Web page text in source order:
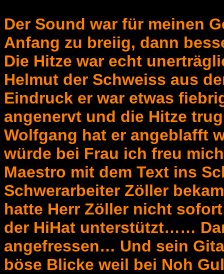
Der Sound war für meinen
Anfang zu breiig, dann
Die Hitze war echt
Helmut der Schweiss aus
Eindruck er war etwas
angenervt und die Hitze
Wolfgang hat er angeblafft
würde bei Frau ich freu
Maestro mit dem Text ins
Schwerarbeiter Zöller
hatte Herr Zöller nicht
der HiHat unterstützt……
angefressen… Und sein
böse Blicke weil bei Noh